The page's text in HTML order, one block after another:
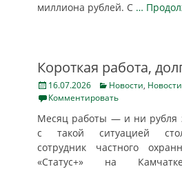
миллиона рублей. С …
Короткая работа,
Posted
on
16.07.2026 Categories
Новости,
Комментировать
Месяц работы — и ни рубля
с такой ситуацией
сотрудник частного
«Статус+» на